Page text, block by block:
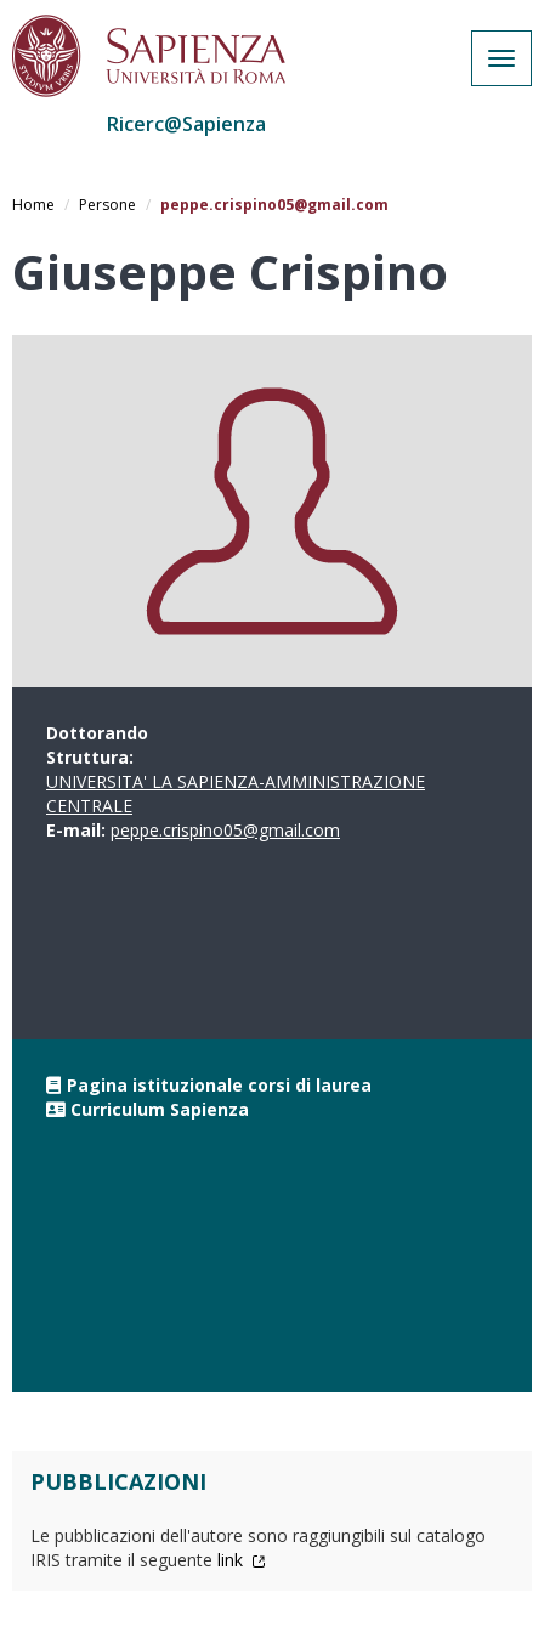
al
principale
Ricerc@Sapienza
Home Persone peppe.crispino05@gmail.com
Giuseppe Crispino
Dottorando
Struttura:
UNIVERSITA' LA SAPIENZA-AMMINISTRAZIONE
CENTRALE
E-mail: peppe.crispino05@gmail.com
Pagina istituzionale corsi di laurea
Curriculum Sapienza
PUBBLICAZIONI
Le pubblicazioni dell'autore sono raggiungibili sul catalogo
IRIS tramite il seguente link